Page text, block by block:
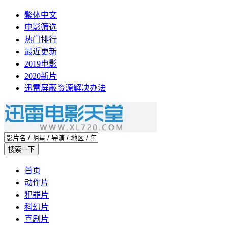
繁体中文
电影筛选
热门排行
最近更新
2019电影
2020新片
迅雷屏蔽资源解决办法
首页
动作片
犯罪片
科幻片
喜剧片